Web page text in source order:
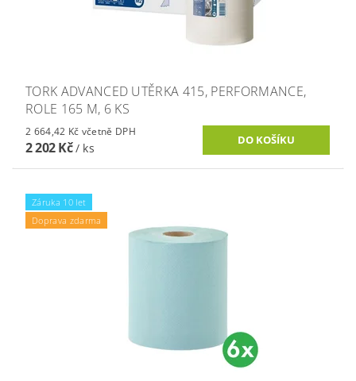
TORK ADVANCED UTĚRKA 415, PERFORMANCE,
ROLE 165 M, 6 KS
2 664,42 Kč včetně DPH
2 202 Kč/ ks
Záruka 10 let
Doprava zdarma